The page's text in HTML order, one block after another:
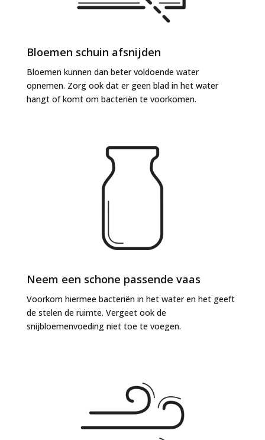
Bloemen schuin afsnijden
Bloemen kunnen dan beter voldoende water
opnemen. Zorg ook dat er geen blad in het water
hangt of komt om bacteriën te voorkomen.
Neem een schone passende vaas
Voorkom hiermee bacteriën in het water en het geeft
de stelen de ruimte. Vergeet ook de
snijbloemenvoeding niet toe te voegen.